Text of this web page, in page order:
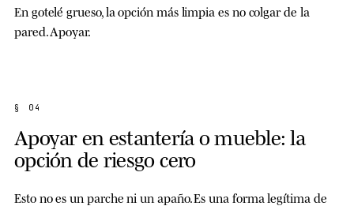
En gotelé grueso, la opción más limpia es no colgar de la
pared. Apoyar.
§ 04
Apoyar en estantería o mueble: la
opción de riesgo cero
Esto no es un parche ni un apaño. Es una forma legítima de